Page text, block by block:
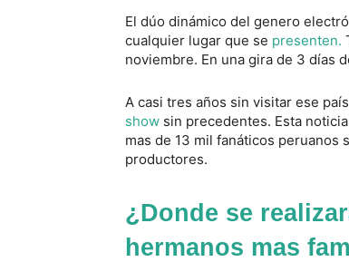
El dúo dinámico del genero
cualquier lugar que se presenten.
noviembre. En una gira de 3 días
A casi tres años sin visitar ese
show sin precedentes. Esta
mas de 13 mil fanáticos
productores.
¿Donde se
hermanos mas